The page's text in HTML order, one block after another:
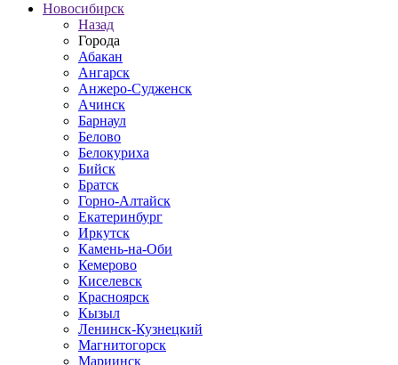
Новосибирск
Назад
Города
Абакан
Ангарск
Анжеро-Судженск
Ачинск
Барнаул
Белово
Белокуриха
Бийск
Братск
Горно-Алтайск
Екатеринбург
Иркутск
Камень-на-Оби
Кемерово
Киселевск
Красноярск
Кызыл
Ленинск-Кузнецкий
Магнитогорск
Мариинск